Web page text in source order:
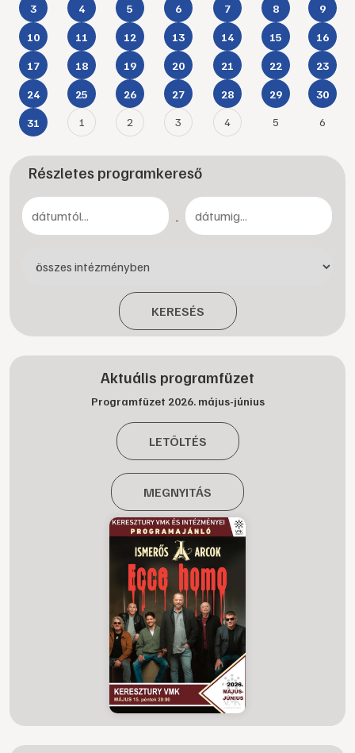
3 4 5 6 7 8 9
10 11 12 13 14 15 16
17 18 19 20 21 22 23
24 25 26 27 28 29 30
31 1 2 3 4 5 6
Részletes programkereső
-
KERESÉS
Aktuális programfüzet
Programfüzet 2026. május-június
LETÖLTÉS
MEGNYITÁS